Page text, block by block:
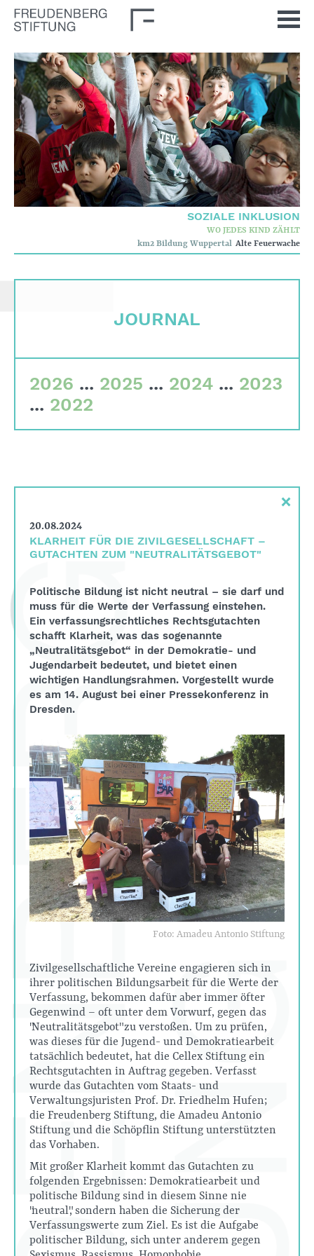
SOZIALE INKLUSION
WO JEDES KIND ZÄHLT
km2 Bildung Wuppertal Alte Feuerwache
JOURNAL
2026 ... 2025 ... 2024 ... 2023
... 2022
×
20.08.2024
KLARHEIT FÜR DIE ZIVILGESELLSCHAFT –
GUTACHTEN ZUM "NEUTRALITÄTSGEBOT"
Politische Bildung ist nicht neutral – sie darf und
muss für die Werte der Verfassung einstehen.
Ein verfassungsrechtliches Rechtsgutachten
schafft Klarheit, was das sogenannte
„Neutralitätsgebot“ in der Demokratie- und
Jugendarbeit bedeutet, und bietet einen
wichtigen Handlungsrahmen. Vorgestellt wurde
es am 14. August bei einer Pressekonferenz in
Dresden.
Foto: Amadeu Antonio Stiftung
Zivilgesellschaftliche Vereine engagieren sich in
ihrer politischen Bildungsarbeit für die Werte der
Verfassung, bekommen dafür aber immer öfter
Gegenwind – oft unter dem Vorwurf, gegen das
"Neutralitätsgebot" zu verstoßen. Um zu prüfen,
was dieses für die Jugend- und Demokratiearbeit
tatsächlich bedeutet, hat die Cellex Stiftung ein
Rechtsgutachten in Auftrag gegeben. Verfasst
wurde das Gutachten vom Staats- und
Verwaltungsjuristen Prof. Dr. Friedhelm Hufen;
die Freudenberg Stiftung, die Amadeu Antonio
Stiftung und die Schöpflin Stiftung unterstützten
das Vorhaben.
Mit großer Klarheit kommt das Gutachten zu
folgenden Ergebnissen: Demokratiearbeit und
politische Bildung sind in diesem Sinne nie
"neutral", sondern haben die Sicherung der
Verfassungswerte zum Ziel. Es ist die Aufgabe
politischer Bildung, sich unter anderem gegen
Startseite
Aktuelles
Journal
Impulse
Unsere Themen
Demokratische Kultur
Corporate Governance
Finanzdaten
Suche
Deutsch